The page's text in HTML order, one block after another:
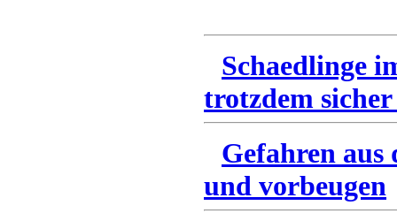
Schaedlinge
trotzdem
Gefahren
und vorbeugen